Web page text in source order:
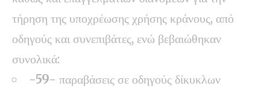
τήρηση της υποχρέωσης χρήσης κράνους, από
οδηγούς και συνεπιβάτες, ενώ βεβαιώθηκαν
συνολικά:
-59- παραβάσεις σε οδηγούς δίκυκλων